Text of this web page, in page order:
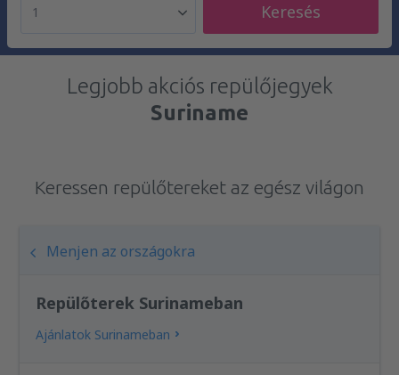
1 Keresés
Legjobb akciós repülőjegyek
Suriname
Keressen repülőtereket az egész világon
Menjen az országokra
Repülőterek Surinameban
Ajánlatok Surinameban